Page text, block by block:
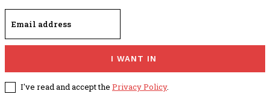
I WANT IN
I've read and accept the Privacy Policy.